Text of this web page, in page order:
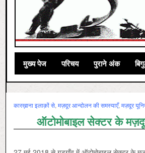
मुख्‍य पेज परिचय पुराने अंक
कारख़ाना इलाक़ों से, मज़दूर आन्दोलन की समस्‍याएँ, मज़दूर
ऑटोमोबाइल सेक्टर के